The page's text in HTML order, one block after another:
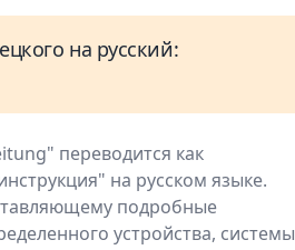
на русский:
переводится как
на русском языке.
подробные
устройства, системы